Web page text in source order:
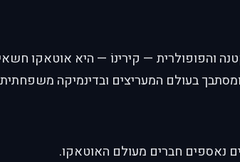
והפופולרית — קירינוֹ — היא אוטאקו
בעולם המעריצים ובדינמיקה
נאספים חברים מעולם האוטאקו.